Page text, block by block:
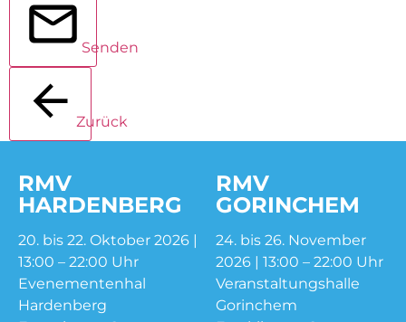
Senden
Zurück
RMV
HARDENBERG
20. bis 22. Oktober 2026 |
13:00 – 22:00 Uhr
Evenementenhal
Hardenberg
RMV
GORINCHEM
24. bis 26. November
2026 | 13:00 – 22:00 Uhr
Veranstaltungshalle
Gorinchem